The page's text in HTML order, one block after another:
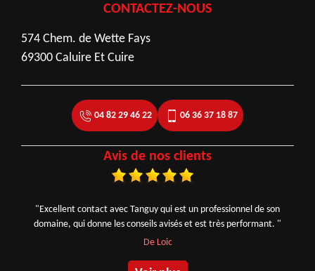
CONTACTEZ-NOUS
574 Chem. de Wette Fays
69300 Caluire Et Cuire
04 82 29 46 22 06 36 37 18 87
Avis de nos clients
"Excellent contact avec Tanguy qui est un professionnel de son
domaine, qui donne les conseils avisés et est très performant. "
De Loic